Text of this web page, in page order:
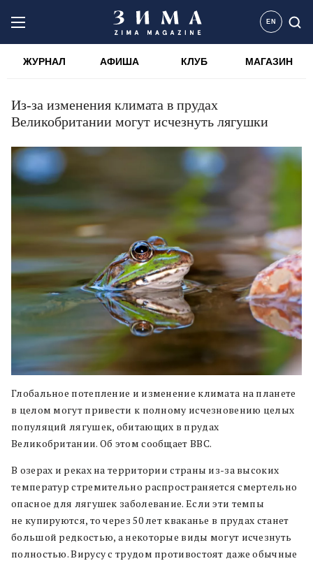
EN
ЖУРНАЛ АФИША КЛУБ МАГАЗИН
Из-за изменения климата в прудах
Великобритании могут исчезнуть лягушки
Глобальное потепление и изменение климата на планете
в целом могут привести к полному исчезновению целых
популяций лягушек, обитающих в прудах
Великобритании. Об этом сообщает BBC.
В озерах и реках на территории страны из-за высоких
температур стремительно распространяется смертельно
опасное для лягушек заболевание. Если эти темпы
не купируются, то через 50 лет кваканье в прудах станет
большой редкостью, а некоторые виды могут исчезнуть
полностью. Вирусу с трудом противостоят даже обычные